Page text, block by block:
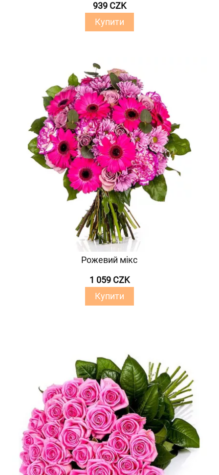
939 CZK
Купити
Рожевий мікс
1 059 CZK
Купити